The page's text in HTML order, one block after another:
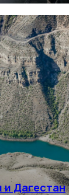
и Дагестан